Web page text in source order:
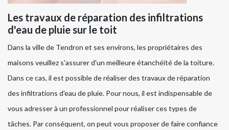
Les travaux de réparation des infiltrations
d'eau de pluie sur le toit
Dans la ville de Tendron et ses environs, les propriétaires des
maisons veuillez s'assurer d'un meilleure étanchéité de la toiture.
Dans ce cas, il est possible de réaliser des travaux de réparation
des infiltrations d'eau de pluie. Pour nous, il est indispensable de
vous adresser à un professionnel pour réaliser ces types de
tâches. Par conséquent, on peut vous proposer de faire confiance